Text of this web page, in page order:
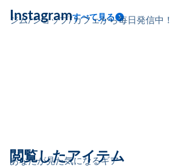
ジム/ショップ/カフェから毎日発信中！
Instagramすべて見る
あなたが見た気になるギア
閲覧したアイテム